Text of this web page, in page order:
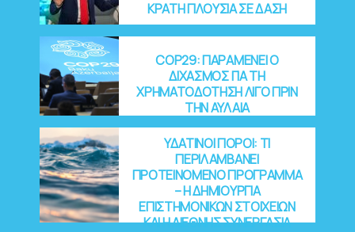
ΚΡΑΤΗ ΠΛΟΥΣΙΑ ΣΕ ΔΑΣΗ
COP29: ΠΑΡΑΜΕΝΕΙ Ο
ΔΙΧΑΣΜΟΣ ΓΙΑ ΤΗ
ΧΡΗΜΑΤΟΔΟΤΗΣΗ ΛΙΓΟ ΠΡΙΝ
ΤΗΝ ΑΥΛΑΙΑ
ΥΔΑΤΙΝΟΙ ΠΟΡΟΙ: ΤΙ
ΠΕΡΙΛΑΜΒΑΝΕΙ
ΠΡΟΤΕΙΝΟΜΕΝΟ ΠΡΟΓΡΑΜΜΑ
– Η ΔΗΜΙΟΥΡΓΙΑ
ΕΠΙΣΤΗΜΟΝΙΚΩΝ ΣΤΟΙΧΕΙΩΝ
ΚΑΙ Η ΔΙΕΘΝΗΣ ΣΥΝΕΡΓΑΣΙΑ